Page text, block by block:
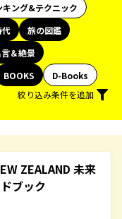
キング&テクニック
代
旅の図鑑
＆絶景
BOOKS
D-Books
絞り込み条件を追加
ZEALAND 未来
ブック